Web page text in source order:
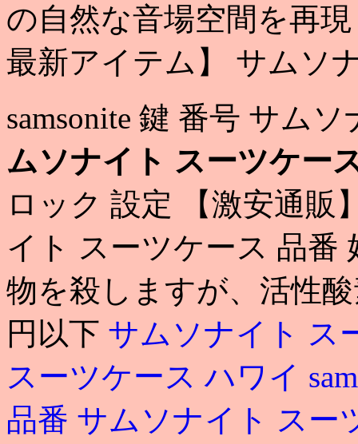
の自然な音場空間を再
最新アイテム】 サムソ
samsonite 鍵 番号 サム
ムソナイト スーツケー
ロック 設定 【激安通販
イト スーツケース 品番
物を殺しますが、活性
円以下 サムソナイト ス
スーツケース ハワイ
品番 サムソナイト スー